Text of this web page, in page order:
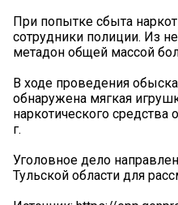
При попытке сбыта
сотрудники полиции. Из
метадон общей массой
В ходе проведения
обнаружена мягкая
наркотического
г.
Уголовное дело
Тульской области для